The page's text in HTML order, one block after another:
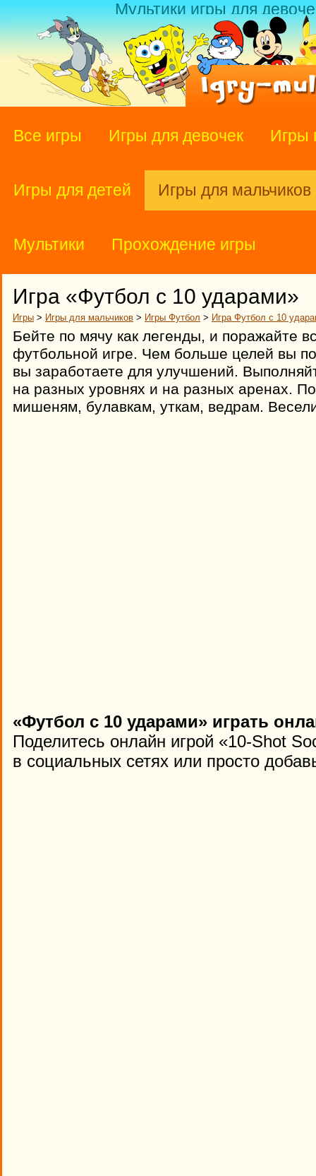
Мультики игры для
Все игры Игры для девочек Игры
Игры для детей Игры для мальчиков
Мультики Прохождение игры
Игра «Футбол с 10 ударами»
Игры > Игры для мальчиков > Игры Футбол > Игра Футбол с 10
Бейте по мячу как легенды, и поражайте
футбольной игре. Чем больше целей вы
вы заработаете для улучшений.
на разных уровнях и на разных аренах.
мишеням, булавкам, уткам, ведрам.
«Футбол с 10 ударами» играть
Поделитесь онлайн игрой «10-Shot
в социальных сетях или просто